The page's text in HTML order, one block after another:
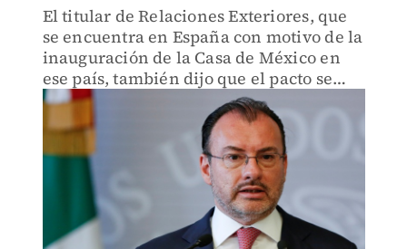
El titular de Relaciones Exteriores, que
se encuentra en España con motivo de la
inauguración de la Casa de México en
ese país, también dijo que el pacto se
podrá revisar en el año seis, a partir de
entrado en vigor, y se podrá extender
otros 16 años